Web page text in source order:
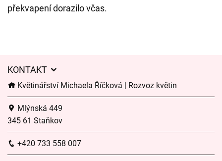
překvapení dorazilo včas.
KONTAKT
Květinářství Michaela Říčková | Rozvoz květin
Mlýnská 449
345 61 Staňkov
+420 733 558 007